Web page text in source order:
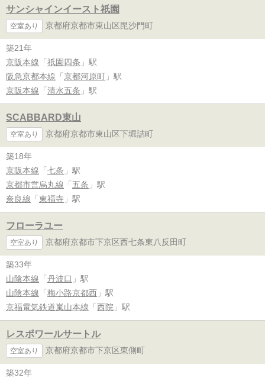
サンシャインイースト祇園
空室あり 京都府京都市東山区毘沙門町
築21年
京阪本線 「 祇園四条 」駅
阪急京都本線 「 京都河原町 」駅
京阪本線 「 清水五条 」駅
SCABBARD東山
空室あり 京都府京都市東山区下堀詰町
築18年
京阪本線 「 七条 」駅
京都市営烏丸線 「 五条 」駅
奈良線 「 東福寺 」駅
フローラユー
空室あり 京都府京都市下京区西七条東八反田町
築33年
山陰本線 「 丹波口 」駅
山陰本線 「 梅小路京都西 」駅
京福電気鉄道嵐山本線 「 西院 」駅
レスポワールサートル
空室あり 京都府京都市下京区東側町
築32年